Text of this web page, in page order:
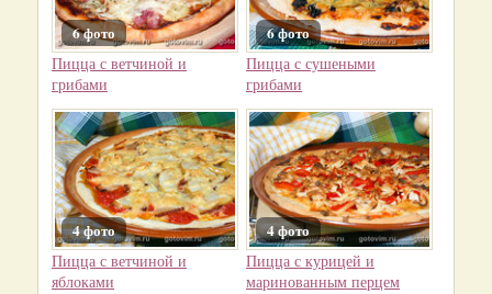
6 фото
Пицца с ветчиной и
грибами
6 фото
Пицца с сушеными
грибами
4 фото
Пицца с ветчиной и
яблоками
4 фото
Пицца с курицей и
маринованным перцем